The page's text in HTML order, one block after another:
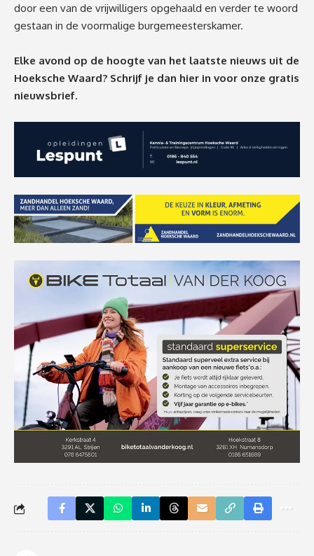
door een van de vrijwilligers opgehaald en verder te woord
gestaan in de voormalige burgemeesterskamer.
Elke avond op de hoogte van het laatste nieuws uit de
Hoeksche Waard? Schrijf je dan hier in voor onze gratis
nieuwsbrief.